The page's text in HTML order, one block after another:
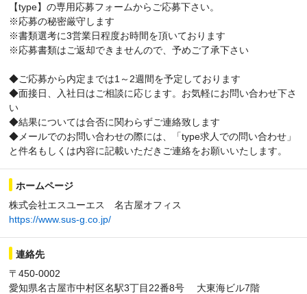
【type】の専用応募フォームからご応募下さい。
※応募の秘密厳守します
※書類選考に3営業日程度お時間を頂いております
※応募書類はご返却できませんので、予めご了承下さい
◆ご応募から内定までは1～2週間を予定しております
◆面接日、入社日はご相談に応じます。お気軽にお問い合わせ下さ
い
◆結果については合否に関わらずご連絡致します
◆メールでのお問い合わせの際には、「type求人での問い合わせ」
と件名もしくは内容に記載いただきご連絡をお願いいたします。
ホームページ
株式会社エスユーエス 名古屋オフィス
https://www.sus-g.co.jp/
連絡先
〒450-0002
愛知県名古屋市中村区名駅3丁目22番8号 大東海ビル7階